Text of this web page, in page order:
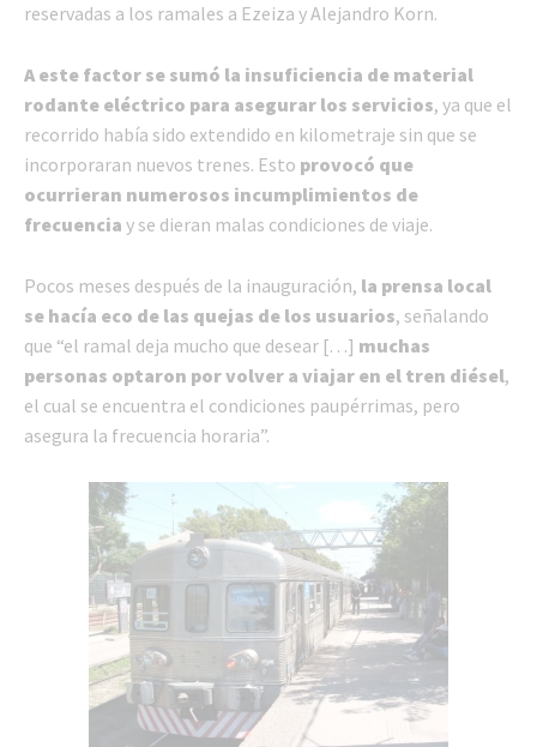
reservadas a los ramales a Ezeiza y Alejandro Korn.
A este factor se sumó la insuficiencia de material
rodante eléctrico para asegurar los servicios, ya que el
recorrido había sido extendido en kilometraje sin que se
incorporaran nuevos trenes. Esto provocó que
ocurrieran numerosos incumplimientos de
frecuencia y se dieran malas condiciones de viaje.
Pocos meses después de la inauguración, la prensa local
se hacía eco de las quejas de los usuarios, señalando
que “el ramal deja mucho que desear […] muchas
personas optaron por volver a viajar en el tren diésel,
el cual se encuentra el condiciones paupérrimas, pero
asegura la frecuencia horaria”.